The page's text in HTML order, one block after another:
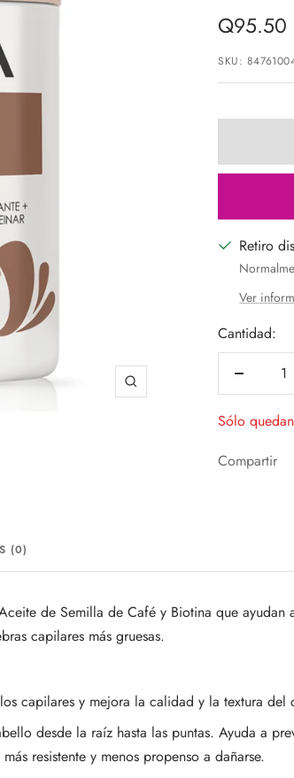
Zoom
Precio
de
venta
Q95.50
SKU:
Retiro
Ver
Cantidad:
Decrecer
Sólo
Compartir
(0)
de Semilla de Café y Biotina que
capilares más gruesas.
capilares y mejora la calidad y la textura del
desde la raíz hasta las puntas. Ayuda a
resistente y menos propenso a dañarse.